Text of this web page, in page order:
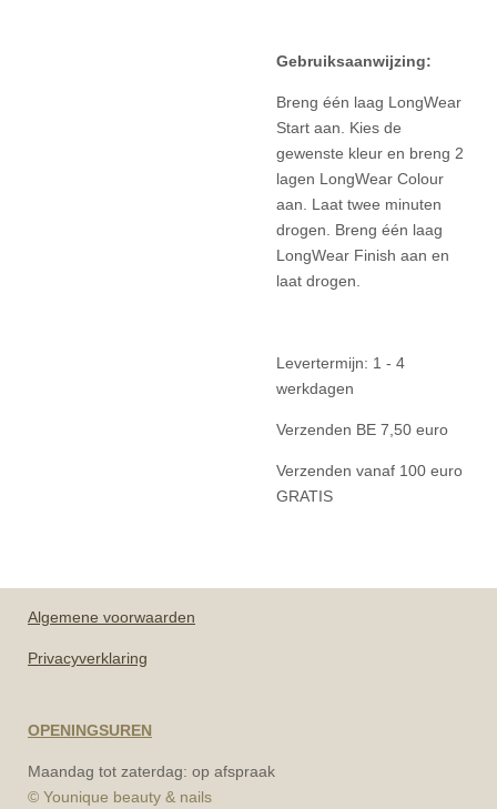
Gebruiksaanwijzing:
Breng één laag LongWear
Start aan. Kies de
gewenste kleur en breng 2
lagen LongWear Colour
aan. Laat twee minuten
drogen. Breng één laag
LongWear Finish aan en
laat drogen.
Levertermijn: 1 - 4
werkdagen
Verzenden BE 7,50 euro
Verzenden vanaf 100 euro
GRATIS
Algemene voorwaarden
Privacyverklaring
OPENINGSUREN
Maandag tot zaterdag: op afspraak
© Younique beauty & nails